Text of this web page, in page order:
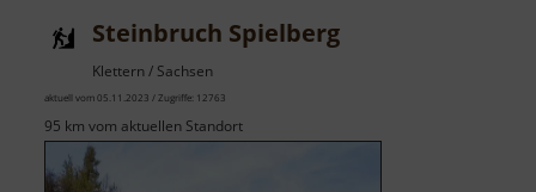
Steinbruch Spielberg
Klettern / Sachsen
aktuell vom 05.11.2023 / Zugriffe: 12763
95 km vom aktuellen Standort